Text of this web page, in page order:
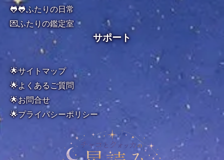
🐸🐸ふたりの日常
💌ふたりの鑑定室
サポート
🌟サイトマップ
🌟よくあるご質問
🌟お問合せ
🌟プライバシーポリシー